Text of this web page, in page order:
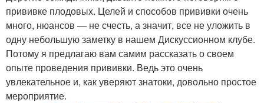
прививке плодовых. Целей и способов прививки очень
много, нюансов — не счесть, а значит, все не уложить в
одну небольшую заметку в нашем Дискуссионном клубе.
Потому я предлагаю вам самим рассказать о своем
опыте проведения прививки. Ведь это очень
увлекательное и, как уверяют знатоки, довольно простое
мероприятие.